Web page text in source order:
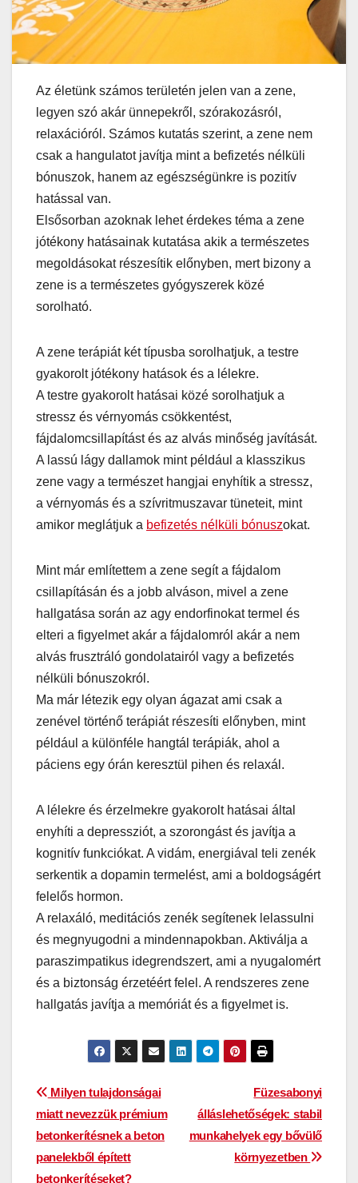
Az életünk számos területén jelen van a zene,
legyen szó akár ünnepekről, szórakozásról,
relaxációról. Számos kutatás szerint, a zene nem
csak a hangulatot javítja mint a befizetés nélküli
bónuszok, hanem az egészségünkre is pozitív
hatással van.
Elsősorban azoknak lehet érdekes téma a zene
jótékony hatásainak kutatása akik a természetes
megoldásokat részesítik előnyben, mert bizony a
zene is a természetes gyógyszerek közé
sorolható.
A zene terápiát két típusba sorolhatjuk, a testre
gyakorolt jótékony hatások és a lélekre.
A testre gyakorolt hatásai közé sorolhatjuk a
stressz és vérnyomás csökkentést,
fájdalomcsillapítást és az alvás minőség javítását.
A lassú lágy dallamok mint például a klasszikus
zene vagy a természet hangjai enyhítik a stressz,
a vérnyomás és a szívritmuszavar tüneteit, mint
amikor meglátjuk a befizetés nélküli bónuszokat.
Mint már említettem a zene segít a fájdalom
csillapításán és a jobb alváson, mivel a zene
hallgatása során az agy endorfinokat termel és
elteri a figyelmet akár a fájdalomról akár a nem
alvás frusztráló gondolatairól vagy a befizetés
nélküli bónuszokról.
Ma már létezik egy olyan ágazat ami csak a
zenével történő terápiát részesíti előnyben, mint
például a különféle hangtál terápiák, ahol a
páciens egy órán keresztül pihen és relaxál.
A lélekre és érzelmekre gyakorolt hatásai által
enyhíti a depressziót, a szorongást és javítja a
kognitív funkciókat. A vidám, energiával teli zenék
serkentik a dopamin termelést, ami a boldogságért
felelős hormon.
A relaxáló, meditációs zenék segítenek lelassulni
és megnyugodni a mindennapokban. Aktiválja a
paraszimpatikus idegrendszert, ami a nyugalomért
és a biztonság érzetéért felel. A rendszeres zene
hallgatás javítja a memóriát és a figyelmet is.
Bejegyzés
navigáció
Füzesabonyi
álláslehetőségek: stabil
munkahelyek egy bővülő
környezetben
Milyen tulajdonságai
miatt nevezzük prémium
betonkerítésnek a beton
panelekből épített
betonkerítéseket?